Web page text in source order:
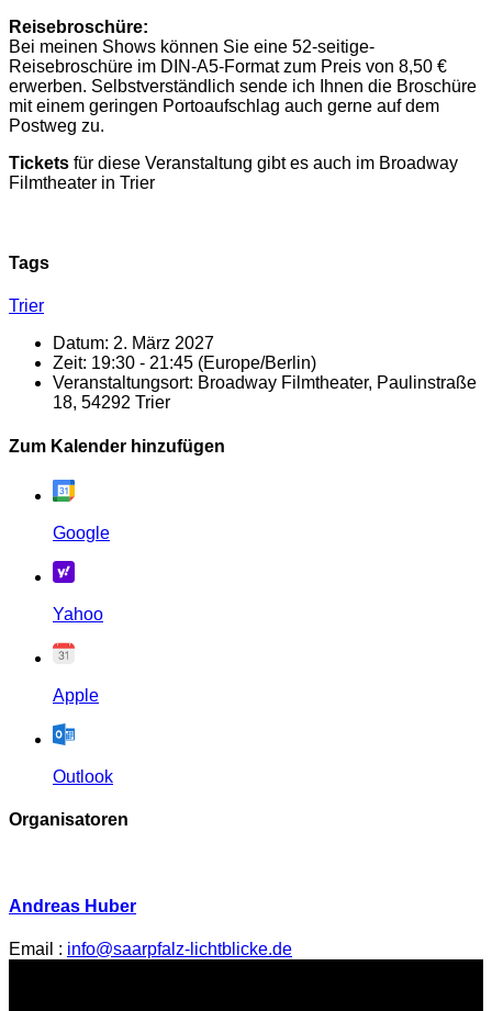
Reisebroschüre:
Bei meinen Shows können Sie eine 52-seitige-
Reisebroschüre im DIN-A5-Format zum Preis von 8,50 €
erwerben. Selbstverständlich sende ich Ihnen die Broschüre
mit einem geringen Portoaufschlag auch gerne auf dem
Postweg zu.
Tickets für diese Veranstaltung gibt es auch im Broadway
Filmtheater in Trier
Tags
Trier
Datum: 2. März 2027
Zeit: 19:30 - 21:45 (Europe/Berlin)
Veranstaltungsort: Broadway Filmtheater, Paulinstraße
18, 54292 Trier
Zum Kalender hinzufügen
Google
Yahoo
Apple
Outlook
Organisatoren
Andreas Huber
Email : info@saarpfalz-lichtblicke.de